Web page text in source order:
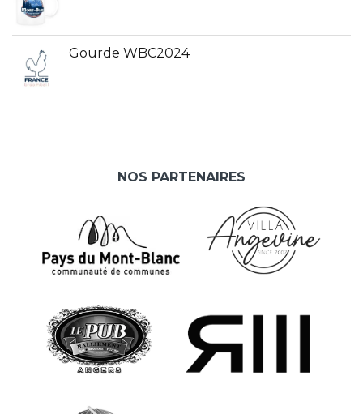
Gourde WBC2024
NOS PARTENAIRES